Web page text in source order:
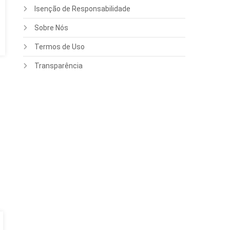
Isenção de Responsabilidade
Sobre Nós
Termos de Uso
Transparência